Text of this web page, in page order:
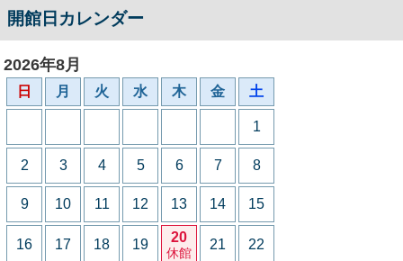
開館日カレンダー
2026年8月
日 月 火 水 木 金 土
1
2 3 4 5 6 7 8
9 10 11 12 13 14 15
16 17 18 19 20
休館
21 22